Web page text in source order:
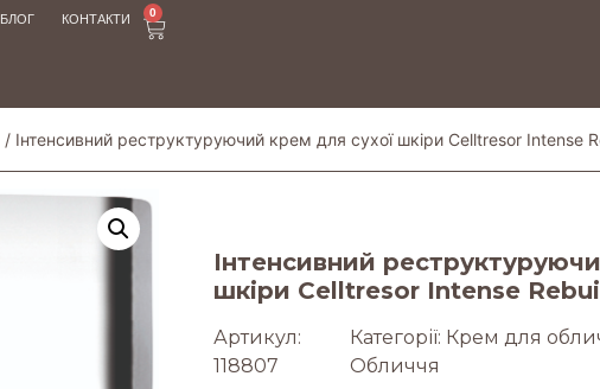
БЛОГ КОНТАКТИ 0
/ Інтенсивний реструктуруючий крем для сухої шкіри Celltresor Intense
Інтенсивний
шкіри Celltresor Intense
Артикул:
118807
Категорії: Крем для
Обличчя